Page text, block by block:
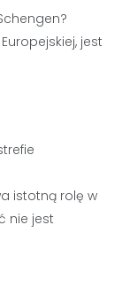
jest
istotną rolę w
nie jest